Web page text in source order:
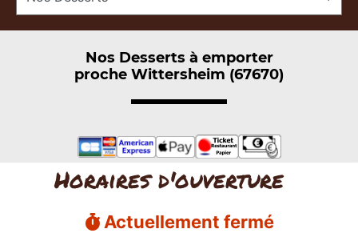
Nos Desserts à emporter
proche Wittersheim (67670)
Horaires d'ouverture
Actuellement fermé